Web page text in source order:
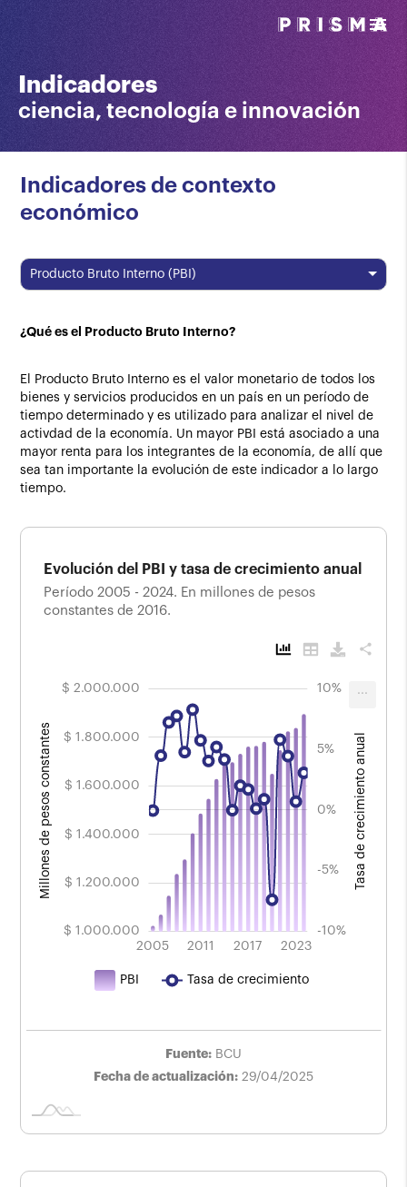
menu
Indicadores
ciencia, tecnología e innovación
Indicadores de contexto
económico
Producto Bruto Interno (PBI)
¿Qué es el Producto Bruto Interno?
El Producto Bruto Interno es el valor monetario de todos los
bienes y servicios producidos en un país en un período de
tiempo determinado y es utilizado para analizar el nivel de
activdad de la economía. Un mayor PBI está asociado a una
mayor renta para los integrantes de la economía, de allí que
sea tan importante la evolución de este indicador a lo largo
tiempo.
Evolución del PBI y tasa de crecimiento anual
Período 2005 - 2024. En millones de pesos
constantes de 2016.
share
Evolución del PBI y tasa de crecimiento anual
Período 2005 - 2024. En millones de pesos constantes
de 2016.
Millones de pesos constantes
$ 1.000.000
$ 1.200.000
$ 1.400.000
$ 1.600.000
$ 1.800.000
$ 2.000.000
10%
-12%
-10%
-8%
-6%
-4%
-2%
0%
15%
10%
5%
-5%
-15%
-20%
Tasa de crecimiento anual
2005
2008 2011
2014 2017
2020 2023
2009
2013
2021
2010
2015
PBI Tasa de crecimiento
Fuente: BCU
Fecha de actualización: 29/04/2025
...